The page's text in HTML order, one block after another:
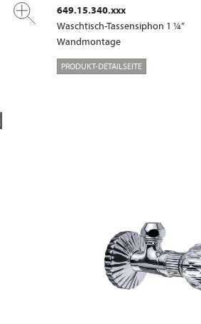
649.15.340.xxx
Waschtisch-Tassensiphon 1 ¼“
Wandmontage
PRODUKT-DETAILSEITE